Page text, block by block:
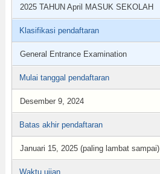
2025 TAHUN April MASUK SEKOLAH
Klasifikasi pendaftaran
General Entrance Examination
Mulai tanggal pendaftaran
Desember 9, 2024
Batas akhir pendaftaran
Januari 15, 2025 (paling lambat sampai)
Waktu ujian